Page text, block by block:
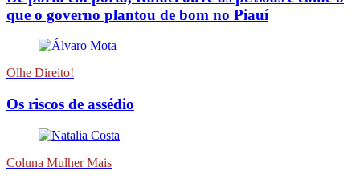
que o governo plantou de bom no Piauí
Olhe Direito!
Os riscos de assédio
Coluna Mulher Mais